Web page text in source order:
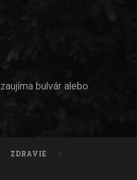
bulvár alebo
ZDRAVIE